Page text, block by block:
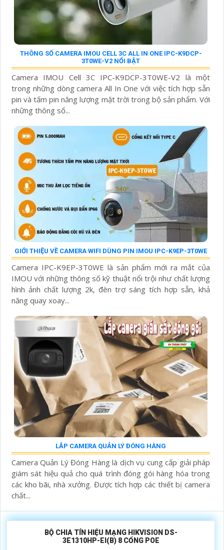
THÔNG SỐ CAMERA IMOU CELL 3C ALL IN ONE IPC-K9DCP-
3T0WE-V2 NỔI BẬT
Camera IMOU Cell 3C IPC-K9DCP-3T0WE-V2 là một
trong những dòng camera All In One với việc tích hợp sẵn
pin và tấm pin năng lượng mặt trời trong bộ sản phẩm. Với
những thông số...
GIỚI THIỆU VỀ CAMERA WIFI DÙNG PIN IMOU IPC-K9EP-3T0WE
Camera IPC-K9EP-3T0WE là sản phẩm mới ra mắt của
IMOU với những thông số kỹ thuật nổi trội như chất lượng
hình ảnh chất lượng 2k, đèn trợ sáng tích hợp sẵn, khả
năng quay xoay...
LẮP CAMERA QUẢN LÝ ĐÓNG HÀNG
Camera Quản Lý Đóng Hàng là dịch vụ cung cấp giải pháp
giám sát hiệu quả cho quá trình đóng gói hàng hóa trong
các kho bãi, nhà xưởng. Được tích hợp các thiết bị camera
chất...
BỘ CHIA TÍN HIỆU MẠNG HIKVISION DS-
3E1310HP-EI(B) 8 CỔNG POE